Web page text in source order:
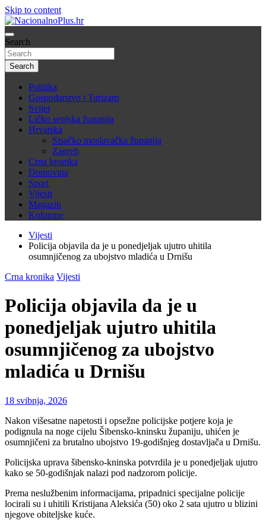
Skip to content
NacionalnoPlus.hr
Nacija želi znati više
Search
Search
Politika
Gospodarstvo i Turizam
Svijet
Ličko senjska županija
Hrvatska
Sisačko moslavačka županija
Zagreb
Crna kronika
Domovina
Sport
Vijesti
Magazin
Kolumne
Vijesti
Policija objavila da je u ponedjeljak ujutro uhitila
osumnjičenog za ubojstvo mladića u Drnišu
Crna kronika Vijesti
Policija objavila da je u
ponedjeljak ujutro uhitila
osumnjičenog za ubojstvo
mladića u Drnišu
18 svibnja, 2026
Nakon višesatne napetosti i opsežne policijske potjere koja je
podignula na noge cijelu Šibensko-kninsku županiju, uhićen je
osumnjičeni za brutalno ubojstvo 19-godišnjeg dostavljača u Drnišu.
Policijska uprava šibensko-kninska potvrdila je u ponedjeljak ujutro
kako se 50-godišnjak nalazi pod nadzorom policije.
Prema neslužbenim informacijama, pripadnici specijalne policije
locirali su i uhitili Kristijana Aleksića (50) oko 2 sata ujutro u blizini
njegove obiteljske kuće.